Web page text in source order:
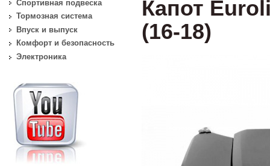
Капот
(16-18)
Спортивная подвеска
Тормозная система
Впуск и выпуск
Комфорт и безопасность
Электроника